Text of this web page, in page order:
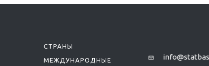
СТРАНЫ
МЕЖДУНАРОДНЫЕ